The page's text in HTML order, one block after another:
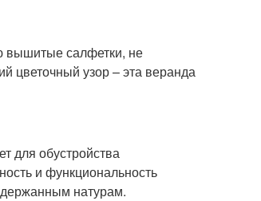
вышитые салфетки, не
цветочный узор – эта веранда
для обустройства
и функциональность
натурам.